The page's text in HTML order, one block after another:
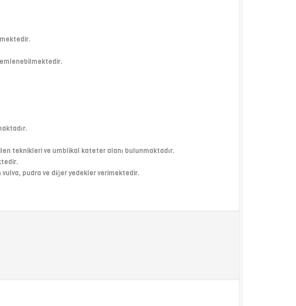
teknikleri ve umblikal kateter alanı bulunmaktadır.
pudra ve diğer yedekler verimektedir.